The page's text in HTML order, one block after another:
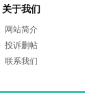
关于我们
网站简介
投诉删帖
联系我们